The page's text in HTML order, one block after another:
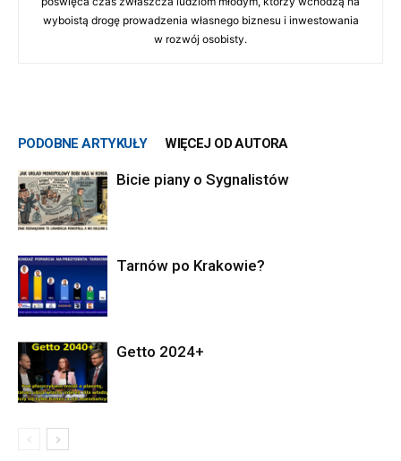
wyboistą drogę prowadzenia własnego biznesu i inwestowania
w rozwój osobisty.
PODOBNE ARTYKUŁY WIĘCEJ OD AUTORA
Bicie piany o Sygnalistów
Tarnów po Krakowie?
Getto 2024+